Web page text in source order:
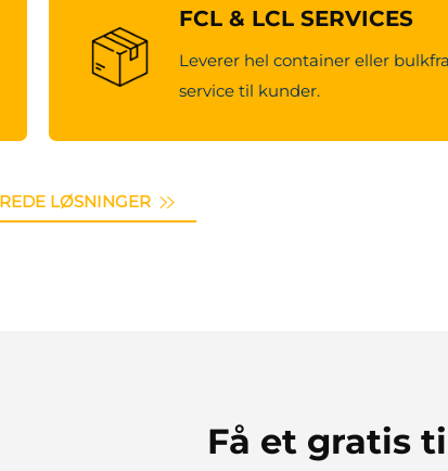
FCL & LCL SERVICES
Leverer hel container eller
service til kunder.
LØSNINGER
Få et gratis